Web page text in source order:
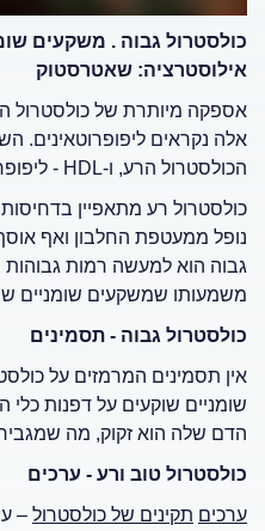
כולסטרול גבוה . משקעים
אילוסטרציה: שאטרסטוק
אספקה מיותרת של כולסטרול
הכולסטרול הרע, ו-HDL - ליפופרוטאין בצפיפות גבוהה (High Density Lipoprotein) הידוע ככולסטרול הטוב.
כולסטרול רע מתאפיין
נופל ממעטפת החלבון ואף
משמעותו שמשקעים שומניים
כולסטרול גבוה - תסמינים
אין תסמינים המרמזים על
שומניים שוקעים על דפנות
הדם שלה הוא זקוק, מה
כולסטרול טוב ורע - ערכים
ערכים תקינים של כולסטרול